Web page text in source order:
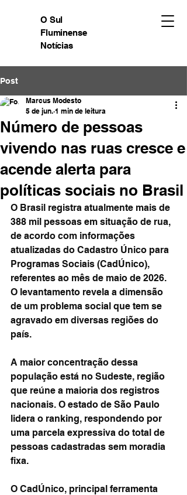
O Sul
Fluminense
Notícias
Post
Número de pessoas
vivendo nas ruas cresce e
acende alerta para
políticas sociais no Brasil
Marcus Modesto
5 de jun. 1 min de leitura
O Brasil registra atualmente mais de
388 mil pessoas em situação de rua,
de acordo com informações
atualizadas do Cadastro Único para
Programas Sociais (CadÚnico),
referentes ao mês de maio de 2026.
O levantamento revela a dimensão
de um problema social que tem se
agravado em diversas regiões do
país.
A maior concentração dessa
população está no Sudeste, região
que reúne a maioria dos registros
nacionais. O estado de São Paulo
lidera o ranking, respondendo por
uma parcela expressiva do total de
pessoas cadastradas sem moradia
fixa.
O CadÚnico, principal ferramenta